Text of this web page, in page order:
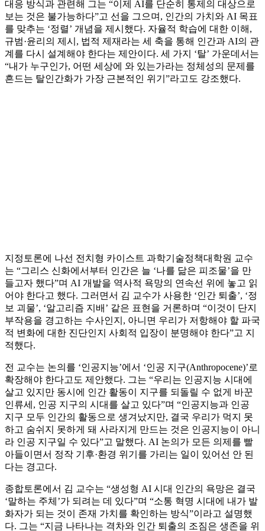
대응 방식과 관련해 그는 “이제 AI를 단순히 통제의 대상으로
보는 것은 불가능하다”고 선을 그으며, 인간의 가치와 AI 목표
를 맞추는 ‘정렬’ 개념을 제시했다. 자율적 학습에 대한 이해,
규범·윤리의 제시, 법적 제재라는 세 축을 통해 인간과 AI의 관
계를 다시 설계해야 한다는 제안이다. 세 가지 ‘탈’ 가운데서는
“내가 누구인가, 어떤 세상에 와 있는가라는 정체성의 문제를
흔드는 탈인간화가 가장 근본적인 위기”라고도 강조했다.
지정토론에 나선 전치형 카이스트 과학기술정책대학원 교수
는 “그리스 신화에서부터 인간은 늘 ‘나를 닮은 피조물’을 만
들고자 했다”며 AI 개발을 역사적 욕망의 연속선 위에 놓고 읽
어야 한다고 했다. 그러면서 김 교수가 사용한 ‘인간 퇴출’, ‘정
보 괴물’, ‘알고리즘 지배’ 같은 표현을 거론하며 “이것이 단지
부작용을 경고하는 수사인지, 아니면 우리가 저항해야 할 파국
적 변화에 대한 진단인지 사회적 입장이 분명해야 한다”고 지
적했다.
전 교수는 논의를 ‘인공지능’에서 ‘인공 지구(Anthropocene)’로
확장해야 한다고도 제안했다. 그는 “우리는 인공지능 시대에
살고 있지만 동시에 인간 활동이 지구를 되돌릴 수 없게 바꾼
인류세, 인공 지구의 시대를 살고 있다”며 “인공지능과 인공
지구 모두 인간의 활동으로 생겨났지만, 결국 우리가 먹지 못
하고 숨쉬지 못하게 돼 사라지게 만드는 것은 인공지능이 아니
라 인공 지구일 수 있다”고 말했다. AI 논의가 모든 의제를 빨
아들이면서 정작 기후·환경 위기를 가리는 일이 있어선 안 된
다는 경고다.
종합토론에서 김 교수는 “생성형 AI 시대 인간의 욕망은 결국
‘말하는 주체’가 되려는 데 있다”며 “소통 혁명 시대에 내가 발
화자가 되는 것이 존재 가치를 확인하는 방식”이라고 설명했
다. 그는 “지금 나타나는 격차와 인간 퇴출의 조짐은 생존을 위